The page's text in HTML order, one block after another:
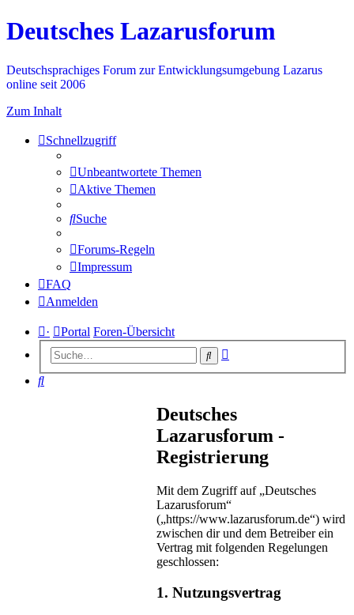
Deutsches Lazarusforum
Deutschsprachiges Forum zur Entwicklungsumgebung Lazarus
online seit 2006
Zum Inhalt
Schnellzugriff
Unbeantwortete Themen
Aktive Themen
Suche
Forums-Regeln
Impressum
FAQ
Anmelden
· Portal Foren-Übersicht
Suche
Suche
Deutsches
Lazarusforum -
Registrierung
Mit dem Zugriff auf „Deutsches
Lazarusforum“
(„https://www.lazarusforum.de“) wird
zwischen dir und dem Betreiber ein
Vertrag mit folgenden Regelungen
geschlossen:
1. Nutzungsvertrag